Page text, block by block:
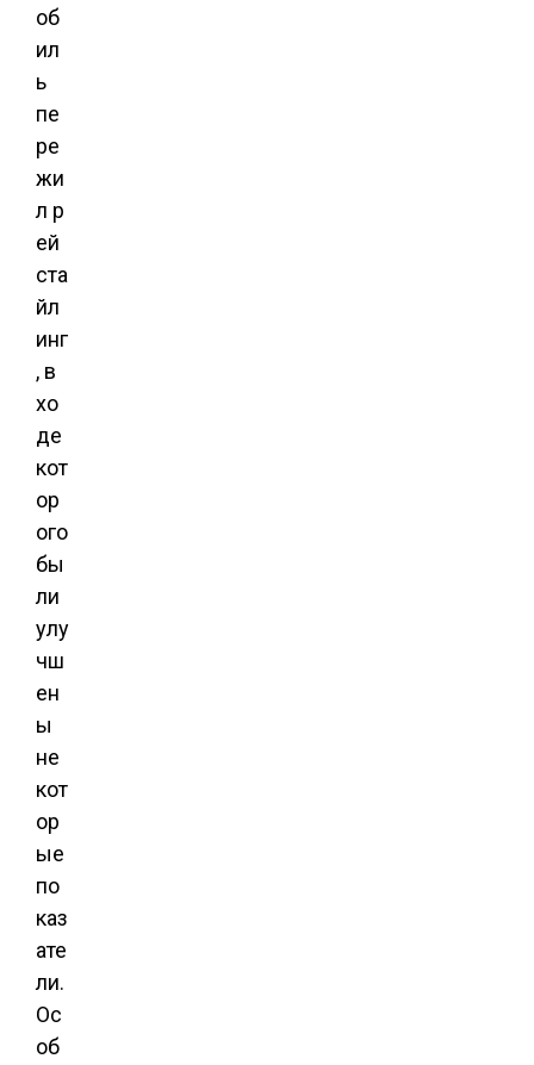
об
ил
ь
пе
ре
жи
л р
ей
ста
йл
инг
, в
хо
де
кот
ор
ого
бы
ли
улу
чш
ен
ы
не
кот
ор
ые
по
каз
ате
ли.
Ос
об